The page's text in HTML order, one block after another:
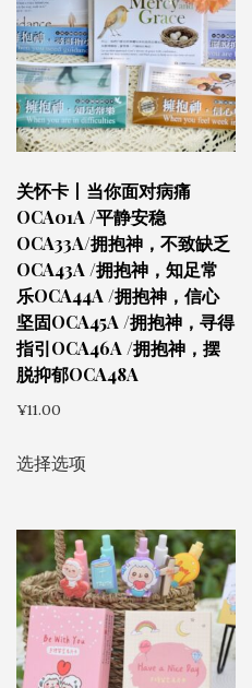
关怀卡丨当你面对病痛
OCA01A /平静安稳
OCA33A/拥抱神，不致缺乏
OCA43A /拥抱神，知足常
乐OCA44A /拥抱神，信心
坚固OCA45A /拥抱神，寻得
指引OCA46A /拥抱神，摆
脱抑郁OCA48A
¥11.00
选择选项
产
有
多
种
变
体。